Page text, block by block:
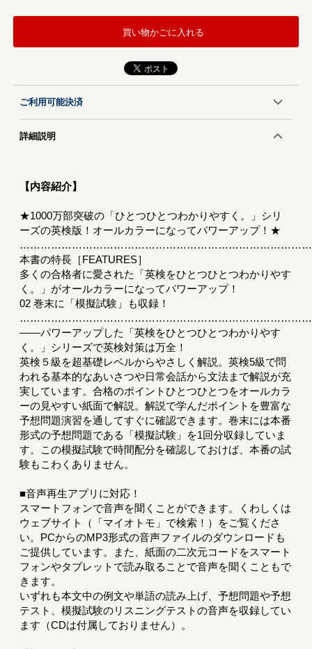
買い物かごに入れる
ご利用可能決済
詳細説明
【内容紹介】
★1000万部突破の「ひとつひとつわかりやすく。」シリ
ーズの英検版！オールカラーになってパワーアップ！★
本書の特長［FEATURES］
多くの合格者に愛された「英検をひとつひとつわかりやす
く。」がオールカラーになってパワーアップ！
02 巻末に「模擬試験」も収録！
――パワーアップした「英検をひとつひとつわかりやす
く。」シリーズで英検対策は万全！
英検５級を超基礎レベルからやさしく解説。英検5級で問
われる基本的なあいさつや日常会話から文法まで解説が充
実しています。合格のポイントひとつひとつをオールカラ
ーの見やすい紙面で解説。解説で学んだポイントを豊富な
予想問題演習を通してすぐに確認できます。巻末には本番
形式の予想問題である「模擬試験」を1回分収録していま
す。この模擬試験で時間配分を確認しておけば、本番の試
験もこわくありません。
■音声再生アプリに対応！
スマートフォンで音声を聞くことができます。くわしくは
ウェブサイト（「マイオトモ」で検索！）をご覧くださ
い。PCからのMP3形式の音声ファイルのダウンロードも
ご提供しています。また、紙面の二次元コードをスマート
フォンやタブレットで読み取ることで音声を聞くこともで
きます。
いずれも本文中の例文や単語の読み上げ、予想問題や予想
テスト、模擬試験のリスニングテストの音声を収録してい
ます（CDは付属しておりません）。